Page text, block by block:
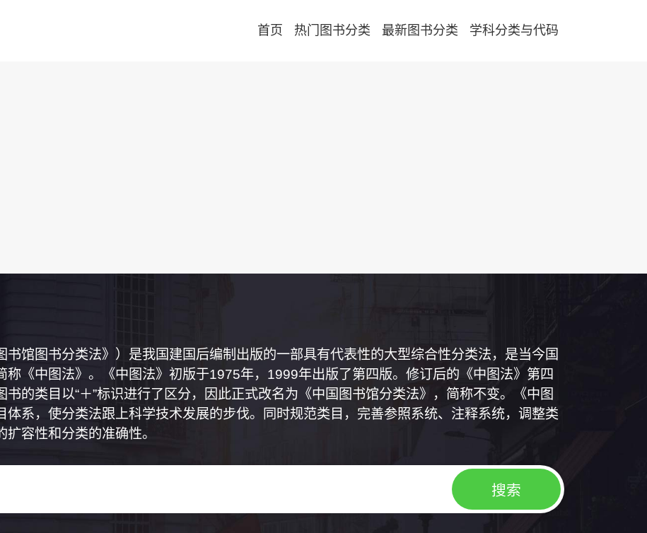
首页 热门图书分类 最新图书分类 学科分类与代码
书馆图书分类法》）是我国建国后编制出版的一部具有代表性的大型综合性分类法，是当今国
称《中图法》。《中图法》初版于1975年，1999年出版了第四版。修订后的《中图法》第四
的类目以“＋”标识进行了区分，因此正式改名为《中国图书馆分类法》，简称不变。《中图
体系，使分类法跟上科学技术发展的步伐。同时规范类目，完善参照系统、注释系统，调整类
容性和分类的准确性。